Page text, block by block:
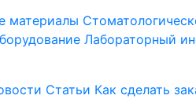
материалы
Лабораторный
Статьи Как сделать